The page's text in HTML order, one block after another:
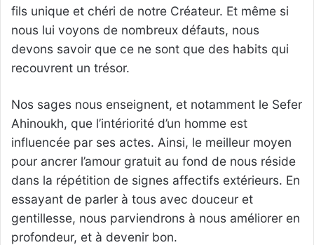
fils unique et chéri de notre Créateur. Et même si
nous lui voyons de nombreux défauts, nous
devons savoir que ce ne sont que des habits qui
recouvrent un trésor.
Nos sages nous enseignent, et notamment le Sefer
Ahinoukh, que l’intériorité d’un homme est
influencée par ses actes. Ainsi, le meilleur moyen
pour ancrer l’amour gratuit au fond de nous réside
dans la répétition de signes affectifs extérieurs. En
essayant de parler à tous avec douceur et
gentillesse, nous parviendrons à nous améliorer en
profondeur, et à devenir bon.